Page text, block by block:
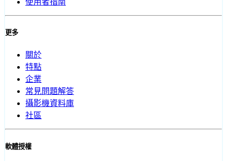
使用者指南
更多
關於
特點
企業
常見問題解答
攝影機資料庫
社區
軟體授權